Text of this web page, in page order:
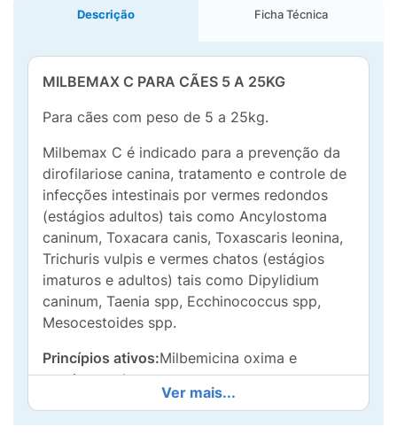
Descrição Ficha Técnica
MILBEMAX C PARA CÃES 5 A 25KG
Para cães com peso de 5 a 25kg.
Milbemax C é indicado para a prevenção da
dirofilariose canina, tratamento e controle de
infecções intestinais por vermes redondos
(estágios adultos) tais como Ancylostoma
caninum, Toxacara canis, Toxascaris leonina,
Trichuris vulpis e vermes chatos (estágios
imaturos e adultos) tais como Dipylidium
caninum, Taenia spp, Ecchinococcus spp,
Mesocestoides spp.
Princípios ativos:Milbemicina oxima e
praziquantel.
Milbemax C pode ser administrado a partir de
Ver mais...